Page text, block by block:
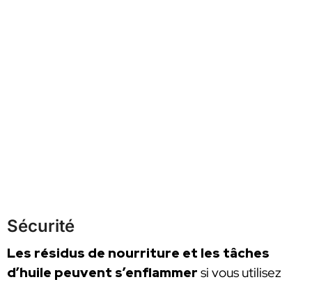
Sécurité
Les résidus de nourriture et les tâches
d’huile peuvent s’enflammer si vous utilisez